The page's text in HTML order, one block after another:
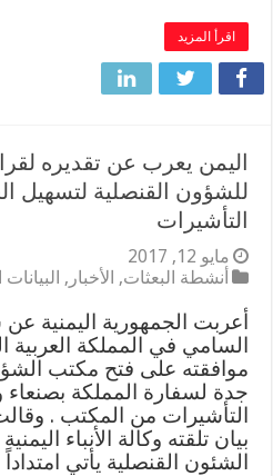
اقرأ المزيد
اليمن يعرب عن تقديره
للشؤون القنصلية لتسهيل
التأشيرات
مايو 12, 2017
أنشطة البعثات, الأخبار ,
أعربت الجمهورية اليمنية
السامي في المملكة العربية
موافقته على فتح مكتب
جدة لسفارة المملكة بصنعاء
التأشيرات من المكتب .
بيان تلقته وكالة الأنباء
الشئون القنصلية يأتي